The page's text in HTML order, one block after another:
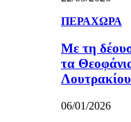
ΠΕΡΑΧΩΡΑ
Με τη
τα
06/01/2026